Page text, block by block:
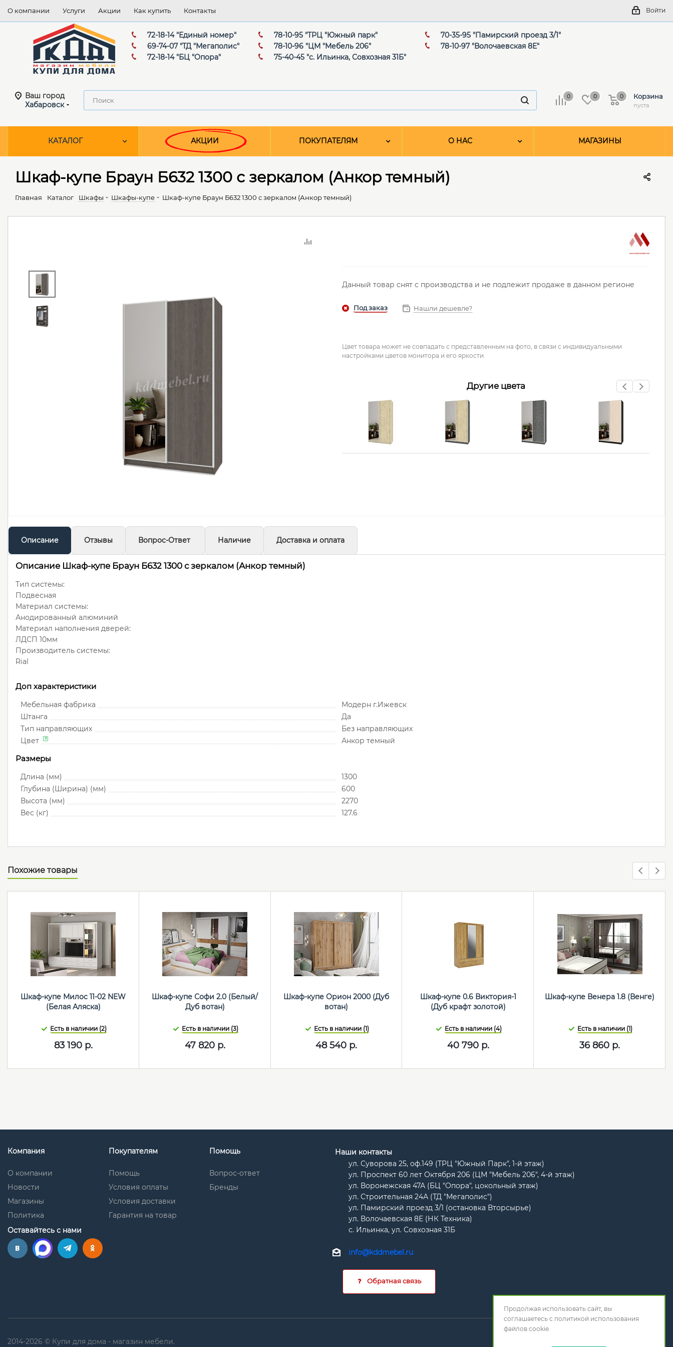
О компании Услуги Акции Как купить Контакты Войти
72-18-14 "Единый номер"
69-74-07 "ТД "Мегаполис"
72-18-14 "БЦ "Опора"
78-10-95 "ТРЦ "Южный парк"
78-10-96 "ЦМ "Мебель 206"
75-40-45 "с. Ильинка, Совхозная 31Б"
70-35-95 "Памирский проезд 3/1"
78-10-97 "Волочаевская 8Е"
Ваш город
Хабаровск
0 0 Корзина
пуста
0
КАТАЛОГ АКЦИИ ПОКУПАТЕЛЯМ О НАС МАГАЗИНЫ
Шкаф-купе Браун Б632 1300 с зеркалом (Анкор темный)
Главная Каталог Шкафы Шкафы-купе Шкаф-купе Браун Б632 1300 с зеркалом (Анкор темный)
Данный товар снят с производства и не подлежит продаже в данном регионе
Нашли дешевле?
Цвет товара может не совпадать с представленным на фото, в связи с индивидуальными
настройками цветов монитора и его яркости.
Другие цвета
Описание Отзывы Вопрос-Ответ Наличие Доставка и оплата
Описание Шкаф-купе Браун Б632 1300 с зеркалом (Анкор темный)
Тип системы:
Подвесная
Материал системы:
Анодированный алюминий
Материал наполнения дверей:
ЛДСП 10мм
Производитель системы:
Rial
Доп характеристики
Мебельная фабрика
Модерн г.Ижевск
Штанга
Да
Тип направляющих
Без направляющих
Цвет
Анкор темный
Размеры
Длина (мм)
1300
Глубина (Ширина) (мм)
600
Высота (мм)
2270
Вес (кг)
127.6
Похожие товары
Шкаф-купе Милос 11-02 NEW
(Белая Аляска)
Есть в наличии (2)
83 190р.
Шкаф-купе Софи 2.0 (Белый/
Дуб вотан)
Есть в наличии (3)
47 820р.
Шкаф-купе Орион 2000 (Дуб
вотан)
Есть в наличии (1)
48 540 р.
Шкаф-купе 0.6 Виктория-1
(Дуб крафт золотой)
Есть в наличии (4)
40 790р.
Шкаф-купе Венера 1.8 (Венге)
Есть в наличии (1)
36 860 р.
Компания
О компании
Новости
Магазины
Политика
Покупателям
Помощь
Условия оплаты
Условия доставки
Гарантия на товар
Помощь
Вопрос-ответ
Бренды
Оставайтесь с нами
Наши контакты
ул. Суворова 25, оф.149 (ТРЦ "Южный Парк", 1-й этаж)
ул. Проспект 60 лет Октября 206 (ЦМ "Мебель 206", 4-й этаж)
ул. Воронежская 47А (БЦ "Опора", цокольный этаж)
ул. Строительная 24А (ТД "Мегаполис")
ул. Памирский проезд 3/1 (остановка Вторсырье)
ул. Волочаевская 8Е (НК Техника)
с. Ильинка, ул. Совхозная 31Б
info@kddmebel.ru
Обратная связь
2014-2026 © Купи для дома - магазин мебели.
Продолжая использовать сайт, вы
соглашаетесь с политикой использования
файлов cookie.